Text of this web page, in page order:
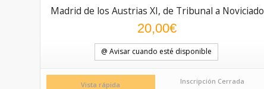
Madrid de los Austrias XI, de Tribunal a Noviciado
20,00€
@ Avisar cuando esté disponible
Vista rápida
Inscripción Cerrada